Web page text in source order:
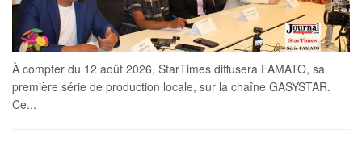
À compter du 12 août 2026, StarTimes diffusera FAMATO, sa
première série de production locale, sur la chaîne GASYSTAR.
Ce...